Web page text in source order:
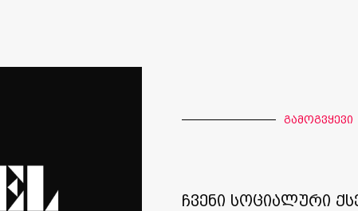
გამოგვყევი
ჩვენი სოციალური